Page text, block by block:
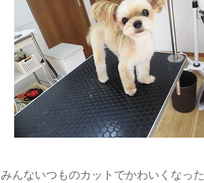
みんないつものカットでかわいくなっ